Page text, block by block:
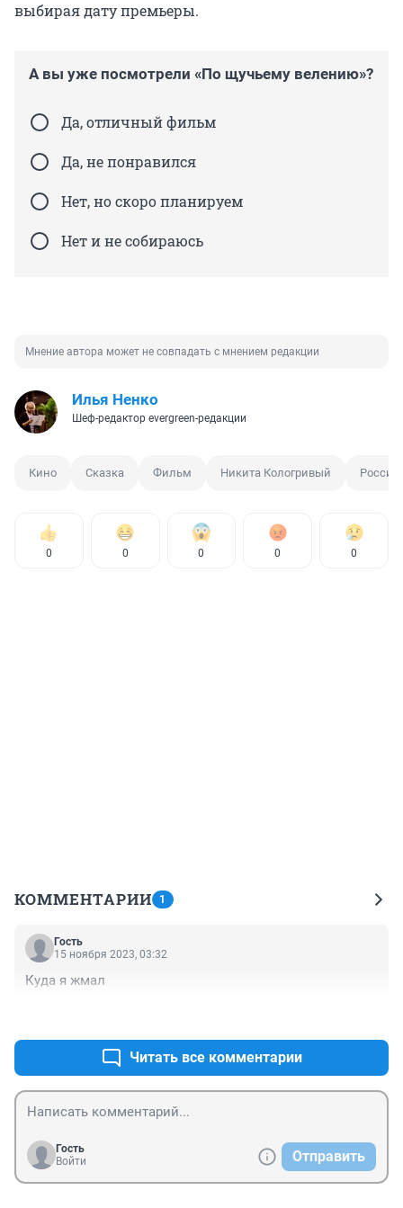
выбирая дату премьеры.
А вы уже посмотрели «По щучьему велению»?
Да, отличный фильм
Да, не понравился
Нет, но скоро планируем
Нет и не собираюсь
Мнение автора может не совпадать с мнением редакции
Илья Ненко
Шеф-редактор evergreen-редакции
Кино Сказка Фильм Никита Кологривый
0 0 0 0 0
КОММЕНТАРИИ 1
Гость
15 ноября 2023, 03:32
Куда я жмал
Читать все комментарии
Гость
Войти
Отправить